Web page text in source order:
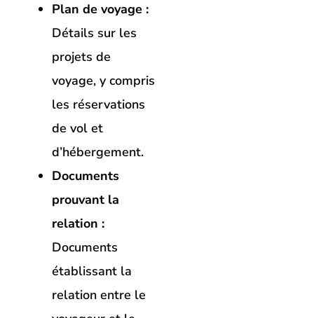
Plan de voyage :
Détails sur les
projets de
voyage, y compris
les réservations
de vol et
d’hébergement.
Documents
prouvant la
relation :
Documents
établissant la
relation entre le